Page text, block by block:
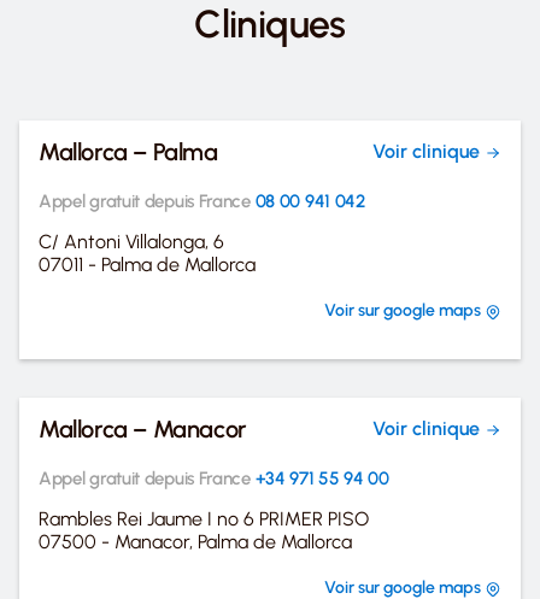
Cliniques
Voir clinique
Mallorca – Palma
Appel gratuit depuis France 08 00 941 042
C/ Antoni Villalonga, 6
07011 - Palma de Mallorca
Voir sur google maps
Voir clinique
Mallorca – Manacor
Appel gratuit depuis France +34 971 55 94 00
Rambles Rei Jaume I nº 6 PRIMER PISO
07500 - Manacor, Palma de Mallorca
Voir sur google maps